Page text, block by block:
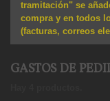
tramitación" se
compra y en todos
(facturas, correos
GASTOS DE